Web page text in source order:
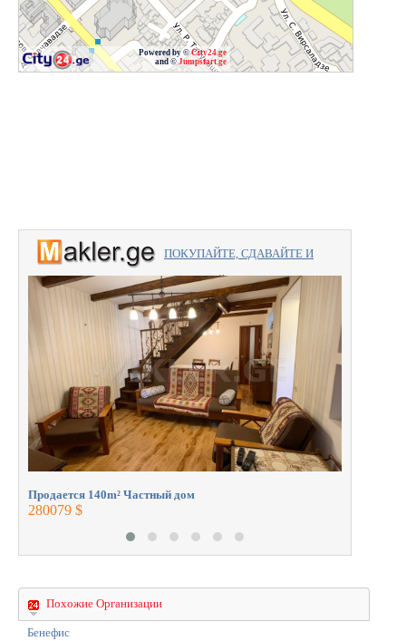
Powered by ©City24.ge
and ©Jumpstart.ge
ПОКУПАЙТЕ, СДАВАЙТЕ И
ПРОДАВАЙТЕ вместе с
профессионалами.
Продается 140m² Частный дом
280079 $
Похожие Организации
Бенефис